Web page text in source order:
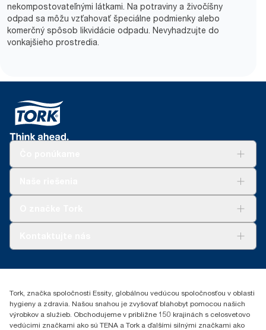
nekompostovateľnými látkami. Na potraviny a živočíšny
odpad sa môžu vzťahovať špeciálne podmienky alebo
komerčný spôsob likvidácie odpadu. Nevyhadzujte do
vonkajšieho prostredia.
Essity Slovakia s.r.o.
049 12 Gemerská Hôrka
Tork, značka spoločnosti Essity, globálnou vedúcou spoločnosťou v oblasti
hygieny a zdravia. Našou snahou je zvyšovať blahobyt pomocou našich
výrobkov a služieb. Obchodujeme v približne 150 krajinách s celosvetovo
vedúcimi značkami ako sú TENA a Tork a ďalšími silnými značkami ako